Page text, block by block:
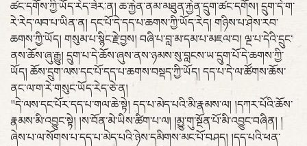
ཚང་དགོས་ཀྱི་ཡོད་རེད་ཟེར་ན། ཆ་རྐྱེན་ནམ་མཐུན་རྐྱེན་དྲུག་ཚང་དགོས། དྲུག་དེ་ག་
རེ་རེད་ལབ་པ་ཡིན་ན། དང་པོ་དེ་དད་པ་ཆགས་ཀྱི་ཡོད་རེད། གཉིས་པ་ཤེས་རབ་
ཆགས་ཀྱི་ཡོད། གསུམ་པ་སྙིང་རྗེ་བྱས། བཞི་པ་བླ་མ་དམ་པ་མཇལ་བ། ལྔ་པ་དེའི་དྲུང་
ནས་ཆོས་ཞུ་རྒྱུ། དྲུག་པ་དེ་ཆོས་ཞུས་ནས་ཉམས་སུ་བླངས་ཡ་དྲུག་པོ་དེ་ཆགས་ཀྱི་
ཡོད། ཆོས་དྲུག་ལས་དང་པོ་དད་པ་ཆགས་བསྡད་ཀྱི་ཡོད། དད་པ་དེ་ལ་ཚོགས་ཆོས་
ནང་ལ་ག་རེ་གསུང་ཡོད་རེད་ཅེ་ན།
"དེ་ལས་དང་པོར་དད་པ་གལ་ཆེ་སྟེ། དད་པ་མེད་པའི་མི་རྣམས་ལ། །དཀར་པོའི་ཆོས་
རྣམས་མི་འབྱུང་སྟེ། །ས་བོན་མེ་ཡིས་ཚིག་པ་ལ། །མྱུ་གུ་སྔོན་པོ་མི་འབྱུང་བཞིན། །
ཞེས་པ་ལ་སོགས་པ་དད་པ་མེད་པའི་ཉེས་དམིགས་མང་པོ་བཤད། །དད་པའི་ཕན་